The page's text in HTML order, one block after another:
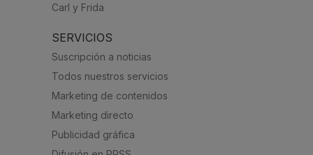
Carl y Frida
SERVICIOS
Suscripción a noticias
Todos nuestros servicios
Marketing de contenidos
Marketing directo
Publicidad gráfica